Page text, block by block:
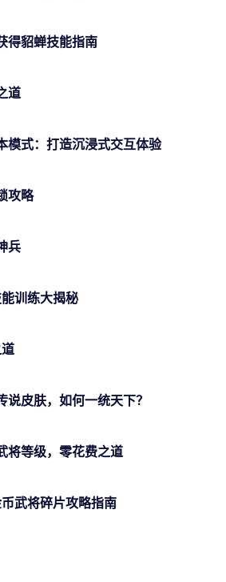
得貂蝉技能指南
道
模式：打造沉浸式交互体验
攻略
兵
训练大揭秘
说皮肤，如何一统天下？
将等级，零花费之道
武将碎片攻略指南